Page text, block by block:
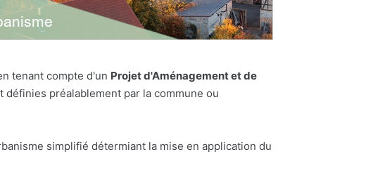
tenant compte d'un Projet d'Aménagement et de
préalablement par la commune ou
simplifié détermiant la mise en application du